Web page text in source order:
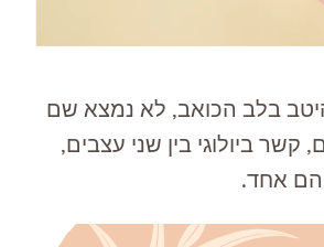
בלב הכואב, לא נמצא שם
ביולוגי בין שני עצבים,
הם אחד.